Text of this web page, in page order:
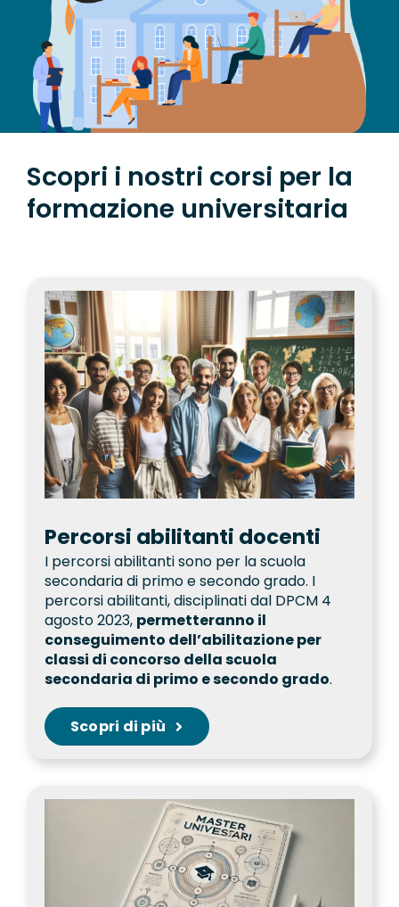
Scopri i nostri corsi per la
formazione universitaria
Percorsi abilitanti docenti
I percorsi abilitanti sono per la scuola
secondaria di primo e secondo grado. I
percorsi abilitanti, disciplinati dal DPCM 4
agosto 2023, permetteranno il
conseguimento dell’abilitazione per
classi di concorso della scuola
secondaria di primo e secondo grado.
Scopri di più